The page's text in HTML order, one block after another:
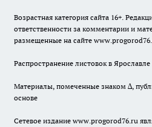
Возрастная категория сайта 16+.
ответственности за комментарии и
размещенные на сайте
Распространение листовок в Ярославле
Материалы, помеченные знаком ∆,
основе
Сетевое издание www.progorod76.ru